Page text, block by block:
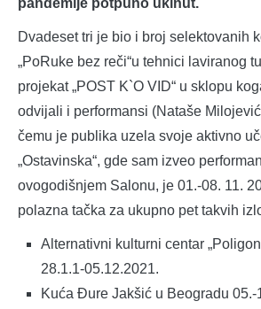
Dvadeset tri je bio i broj selektovanih
„PoRuke bez reči“u tehnici laviranog
projekat „POST K`O VID“ u sklopu
odvijali i performansi (Nataše
čemu je publika uzela svoje aktivno
„Ostavinska“, gde sam izveo
ovogodišnjem Salonu, je 01.-08. 11.
polazna tačka za ukupno pet takvih
Alternativni kulturni centar
28.1.1-05.12.2021.
Kuća Đure Jakšić u Beogradu 05.-